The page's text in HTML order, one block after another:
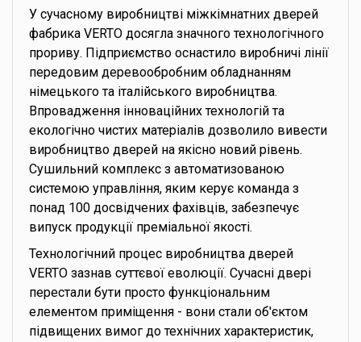
У сучасному виробництві міжкімнатних дверей
фабрика VERTO досягла значного технологічного
прориву. Підприємство оснастило виробничі лінії
передовим деревообробним обладнанням
німецького та італійського виробництва.
Впровадження інноваційних технологій та
екологічно чистих матеріалів дозволило вивести
виробництво дверей на якісно новий рівень.
Сушильний комплекс з автоматизованою
системою управління, яким керує команда з
понад 100 досвідчених фахівців, забезпечує
випуск продукції преміальної якості.
Технологічний процес виробництва дверей
VERTO зазнав суттєвої еволюції. Сучасні двері
перестали бути просто функціональним
елементом приміщення - вони стали об'єктом
підвищених вимог до технічних характеристик,